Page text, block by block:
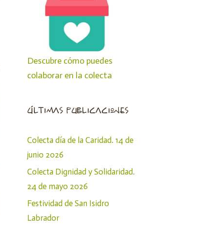
Descubre cómo puedes
colaborar en la colecta
últimas publicaciones
Colecta día de la Caridad. 14 de
junio 2026
Colecta Dignidad y Solidaridad.
24 de mayo 2026
Festividad de San Isidro
Labrador